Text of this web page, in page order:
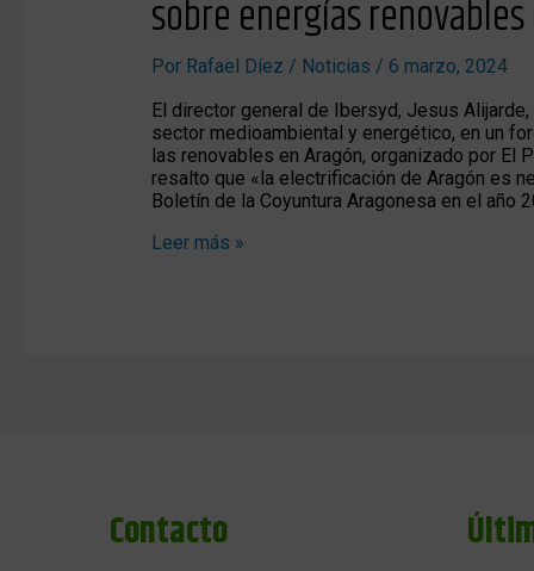
sobre energías
Por Rafael Díez / Noticias / 6 marzo, 2024
El director general de Ibersyd, Jesus
sector medioambiental y energético, en un
las renovables en Aragón, organizado por El
resalto que «la electrificación de Aragón es
Boletín de la Coyuntura Aragonesa en el año
Leer más »
Contacto